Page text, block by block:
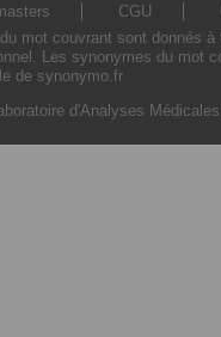
CGU
mot couvrant sont donnés
Les synonymes du mot
de synonymo.fr
d'Analyses